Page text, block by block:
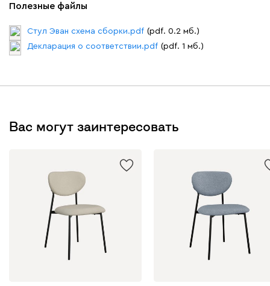
Полезные файлы
Стул Эван схема сборки.pdf (pdf. 0.2 мб.)
Декларация о соответствии.pdf (pdf. 1 мб.)
Вас могут заинтересовать